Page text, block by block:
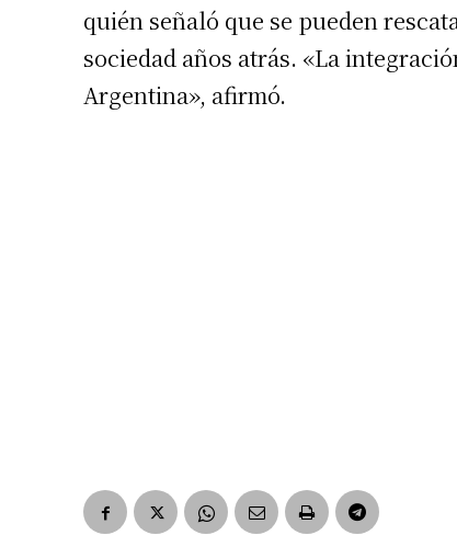
quién señaló que se pueden
sociedad años atrás. «La
Argentina», afirmó.